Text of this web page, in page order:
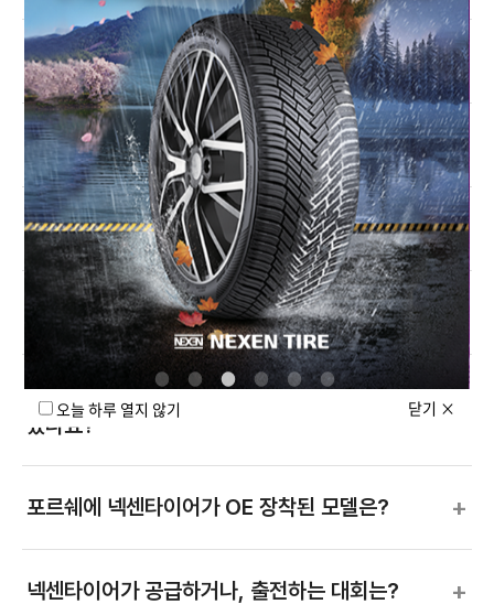
넥센타이어는 어떤 차에 OE 장착되나요? +
넥센타이어의 R&D 센터는 어디에 있나요? +
넥센타이어 브랜드 슬로건은 무엇인가요? +
넥센타이어 매출 규모는 어느 정도인가요? +
넥센타이어 vs 한국타이어 비교용 어떤 차이가
있나요?
+
포르쉐에 넥센타이어가 OE 장착된 모델은? +
넥센타이어가 공급하거나, 출전하는 대회는? +
오늘 하루 열지 않기 닫기 ×